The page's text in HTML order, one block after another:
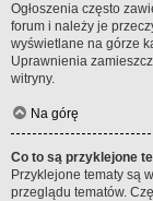
Ogłoszenia często
forum i należy je
wyświetlane na górze
Uprawnienia
witryny.
Na górę
Co to są przyklejone
Przyklejone tematy są
przeglądu tematów.